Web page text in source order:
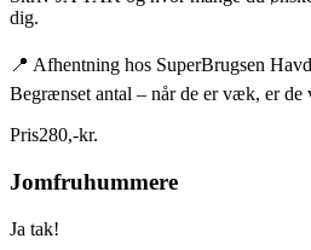
dig.
📍 Afhentning hos SuperBrugsen
Begrænset antal – når de er væk, er
Pris280,-kr.
Jomfruhummere
Ja tak!